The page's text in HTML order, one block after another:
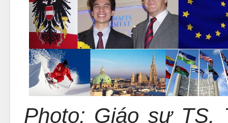
Photo: Giáo sư TS.